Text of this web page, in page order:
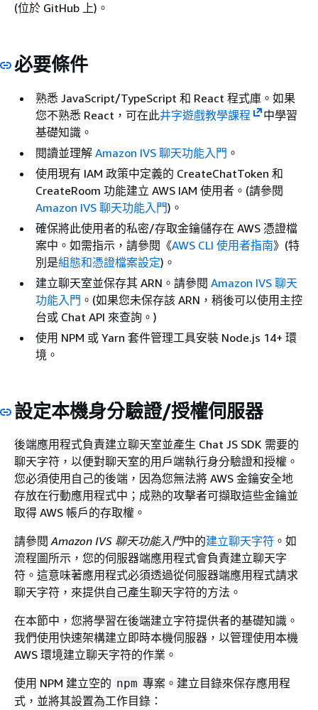
(位於 GitHub 上)。
必要條件
熟悉 JavaScript/TypeScript 和 React 程式庫。如果
您不熟悉 React，可在此井字遊戲教學課程
中學習
基礎知識。
閱讀並理解 Amazon IVS 聊天功能入門 。
使用現有 IAM 政策中定義的 CreateChatToken 和
CreateRoom 功能建立 AWS IAM 使用者。(請參閱
Amazon IVS 聊天功能入門)。
確保將此使用者的私密/存取金鑰儲存在 AWS 憑證檔
案中。如需指示，請參閱《AWS CLI 使用者指南》(特
別是組態和憑證檔案設定)。
建立聊天室並保存其 ARN。請參閱 Amazon IVS 聊天
功能入門 。(如果您未保存該 ARN，稍後可以使用主控
台或 Chat API 來查詢。)
使用 NPM 或 Yarn 套件管理工具安裝 Node.js 14+ 環
境。
設定本機身分驗證/授權伺服器
後端應用程式負責建立聊天室並產生 Chat JS SDK 需要的
聊天字符，以便對聊天室的用戶端執行身分驗證和授權。
您必須使用自己的後端，因為您無法將 AWS 金鑰安全地
存放在行動應用程式中；成熟的攻擊者可擷取這些金鑰並
取得 AWS 帳戶的存取權。
請參閱Amazon IVS 聊天功能入門中的建立聊天字符 。如
流程圖所示，您的伺服器端應用程式會負責建立聊天字
符。這意味著應用程式必須透過從伺服器端應用程式請求
聊天字符，來提供自己產生聊天字符的方法。
在本節中，您將學習在後端建立字符提供者的基礎知識。
我們使用快速架構建立即時本機伺服器，以管理使用本機
AWS 環境建立聊天字符的作業。
使用 NPM 建立空的 npm 專案。建立目錄來保存應用程
式，並將其設置為工作目錄：